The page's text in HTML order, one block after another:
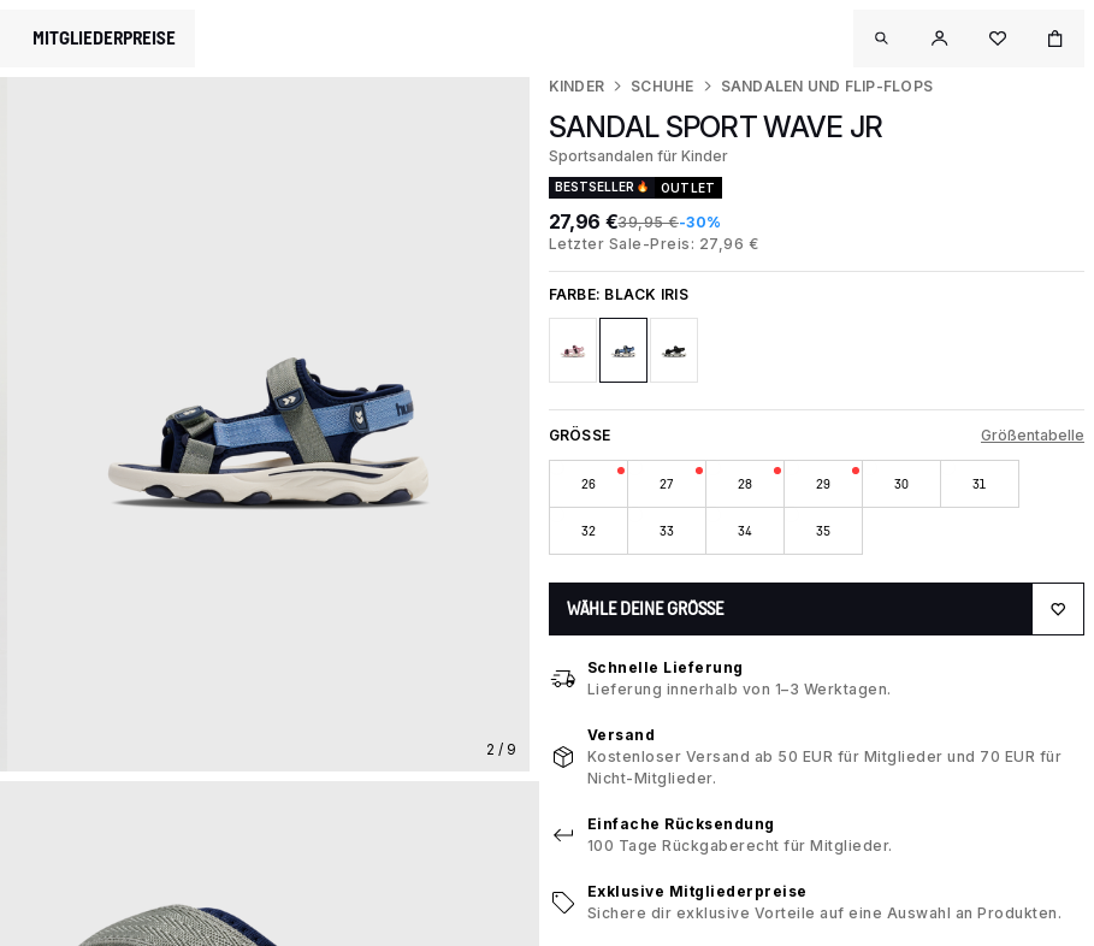
MITGLIEDERPREISE
2 / 9
KINDER SCHUHE SANDALEN UND FLIP-FLOPS
SANDAL SPORT WAVE JR
Sportsandalen für Kinder
BESTSELLER OUTLET
27,96 €39,95 €-30%
Letzter Sale-Preis: 27,96 €
FARBE: BLACK IRIS
GRÖSSE Größentabelle
26 27 28 29 30 31
32 33 34 35
WÄHLE DEINE GRÖSSE
Schnelle Lieferung
Lieferung innerhalb von 1–3 Werktagen.
Versand
Kostenloser Versand ab 50 EUR für Mitglieder und 70 EUR für
Nicht-Mitglieder.
Einfache Rücksendung
100 Tage Rückgaberecht für Mitglieder.
Exklusive Mitgliederpreise
Sichere dir exklusive Vorteile auf eine Auswahl an Produkten.